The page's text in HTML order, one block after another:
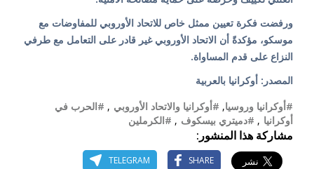
ورفضت فكرة تعيين ممثل خاص للاتحاد الأوروبي للمفاوضات مع
موسكو، مؤكدةً أن الاتحاد الأوروبي غير قادر على التعامل مع طرفي
النزاع على قدم المساواة.
المصدر: أوكرانيا بالعربية
#أوكرانيا وروسيا, #أوكرانيا والاتحاد الأوروبي , #الحرب في
أوكرانيا , #دميتري بيسكوف , #الكرملين
مشاركة هذا المنشور:
SHARE
TELEGRAM